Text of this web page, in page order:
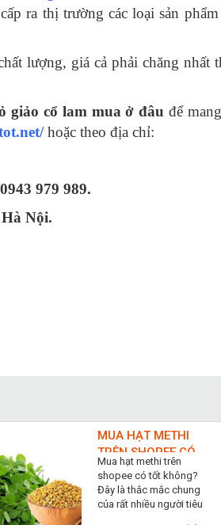
ra thị trường các loại sản
lượng, giá cả phải chăng
giảo cổ lam mua ở đâu để
hoặc theo địa chỉ:
979 989.
à Nội.
MUA HẠT METHI
TRÊN SHOPEE CÓ
TỐT KHÔNG?
Mua hạt methi trên
shopee có tốt không?
Đây là thắc mắc chung
của rất nhiều người tiêu